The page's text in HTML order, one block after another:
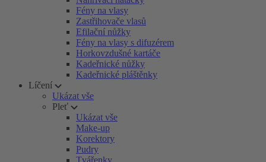
Fény na vlasy
Zastřihovače vlasů
Efilační nůžky
Fény na vlasy s difuzérem
Horkovzdušné kartáče
Kadeřnické nůžky
Kadeřnické pláštěnky
Líčení
Ukázat vše
Pleť
Ukázat vše
Make-up
Korektory
Pudry
Tvářenky